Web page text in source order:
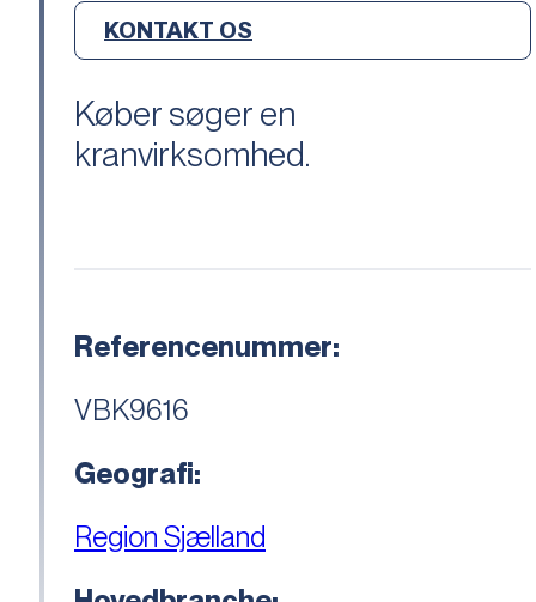
KONTAKT OS
Køber søger en
kranvirksomhed.
Referencenummer:
VBK9616
Geografi:
Region Sjælland